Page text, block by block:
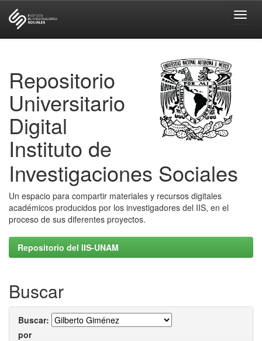
Repositorio
Universitario
Digital
Instituto de
Investigaciones Sociales
Un espacio para compartir materiales y recursos digitales
académicos producidos por los investigadores del IIS, en el
proceso de sus diferentes proyectos.
Repositorio del IIS-UNAM
Buscar
Buscar:
por